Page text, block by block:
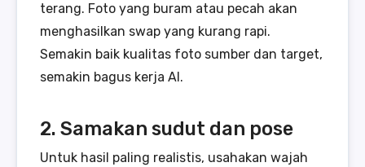
terang. Foto yang buram atau pecah akan
menghasilkan swap yang kurang rapi.
Semakin baik kualitas foto sumber dan target,
semakin bagus kerja AI.
2. Samakan sudut dan pose
Untuk hasil paling realistis, usahakan wajah